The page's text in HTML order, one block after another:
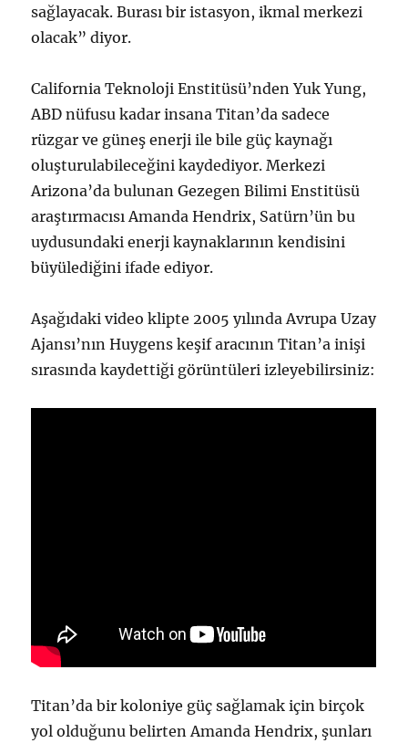
sağlayacak. Burası bir istasyon, ikmal merkezi
olacak” diyor.
California Teknoloji Enstitüsü’nden Yuk Yung,
ABD nüfusu kadar insana Titan’da sadece
rüzgar ve güneş enerji ile bile güç kaynağı
oluşturulabileceğini kaydediyor. Merkezi
Arizona’da bulunan Gezegen Bilimi Enstitüsü
araştırmacısı Amanda Hendrix, Satürn’ün bu
uydusundaki enerji kaynaklarının kendisini
büyülediğini ifade ediyor.
Aşağıdaki video klipte 2005 yılında Avrupa Uzay
Ajansı’nın Huygens keşif aracının Titan’a inişi
sırasında kaydettiği görüntüleri izleyebilirsiniz:
Titan’da bir koloniye güç sağlamak için birçok
yol olduğunu belirten Amanda Hendrix, şunları